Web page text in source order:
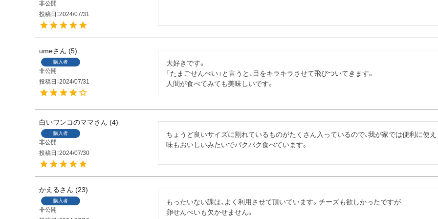
非公開
投稿日 2024/07/31
ume 5
購入者
非公開
投稿日 2024/07/31
大好きです。
「たまごせんべい」と言うと、目をキラキラさせて飛びついてきます。
人間が食べてみても美味しいです。
白いワンコのママ 4
購入者
非公開
投稿日 2024/07/30
ちょうど良いサイズに割れているものがたくさん入っているので、我が家では便利に使え
味もおいしいみたいでパクパク食べています。
かえる 23
購入者
非公開
もったいない課は、よく利用させて頂いています。チーズも欲しかったですが